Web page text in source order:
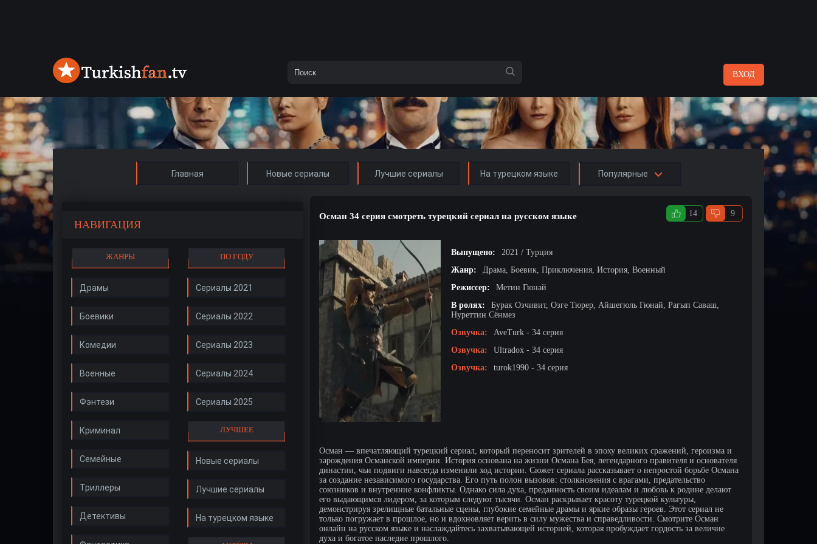
ВХОД
Главная Новые сериалы Лучшие сериалы На турецком языке Популярные
НАВИГАЦИЯ
ЖАНРЫ
Драмы
Боевики
Комедии
Военные
Фэнтези
Криминал
Семейные
Триллеры
Детективы
ПО ГОДУ
Сериалы 2021
Сериалы 2022
Сериалы 2023
Сериалы 2024
Сериалы 2025
ЛУЧШЕЕ
Новые сериалы
Лучшие сериалы
На турецком языке
Осман 34 серия смотреть турецкий сериал на русском языке 14 9
Выпущено:
2021 / Турция
Жанр:
Драма, Боевик, Приключения, История, Военный
Режиссер:
Метин Гюнай
В ролях:
Бурак Озчивит, Озге Тюрер, Айшегюль Гюнай, Рагып Саваш,
Нуреттин Сёнмез
Озвучка:
AveTurk - 34 серия
Озвучка:
Ultradox - 34 серия
Озвучка:
turok1990 - 34 серия
Осман — впечатляющий турецкий сериал, который переносит зрителей в эпоху великих сражений, героизма и
зарождения Османской империи. История основана на жизни Османа Бея, легендарного правителя и основателя
династии, чьи подвиги навсегда изменили ход истории. Сюжет сериала рассказывает о непростой борьбе Османа
за создание независимого государства. Его путь полон вызовов: столкновения с врагами, предательство
союзников и внутренние конфликты. Однако сила духа, преданность своим идеалам и любовь к родине делают
его выдающимся лидером, за которым следуют тысячи. Осман раскрывает красоту турецкой культуры,
демонстрируя зрелищные батальные сцены, глубокие семейные драмы и яркие образы героев. Этот сериал не
только погружает в прошлое, но и вдохновляет верить в силу мужества и справедливости. Смотрите Осман
онлайн на русском языке и наслаждайтесь захватывающей историей, которая пробуждает гордость за величие
духа и богатое наследие прошлого.